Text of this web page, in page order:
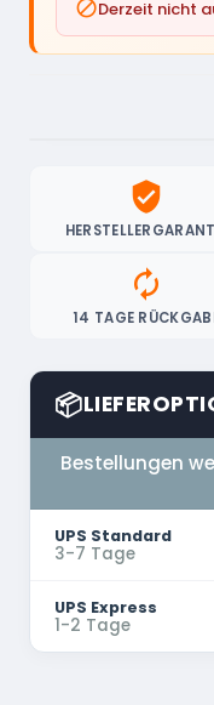
Derzeit nicht
verified_user
autorenew
14 TAGE
📦
Bestellungen
UPS Standard
3-7 Tage
UPS Express
1-2 Tage